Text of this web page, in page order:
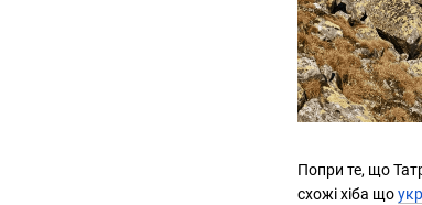
Попри те, що
схожі хіба що